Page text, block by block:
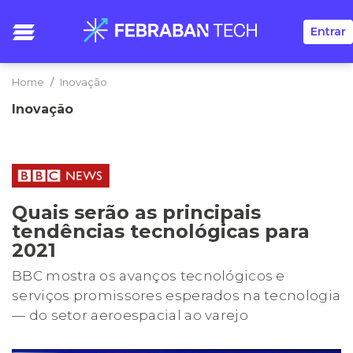
Entrar
Home Inovação
Inovação
Quais serão as principais
tendências tecnológicas para
2021
BBC mostra os avanços tecnológicos e
serviços promissores esperados na tecnologia
— do setor aeroespacial ao varejo